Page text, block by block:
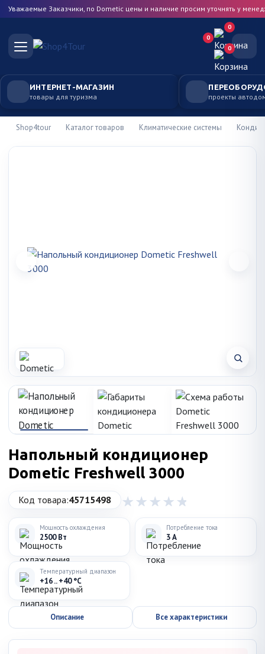
Уважаемые Заказчики, по Dometic цены и наличие просим уточнять у
0
0
0
ИНТЕРНЕТ-МАГАЗИН
товары для туризма проекты
Shop4tour Каталог товаров Климатические системы
Напольный кондиционер
Dometic Freshwell 3000
Код товара:45715498
Мощность охлаждения
2500 Вт
Потребление тока
3 А
Температурный диапазон
+16 .. +40 °С
Описание Все характеристики